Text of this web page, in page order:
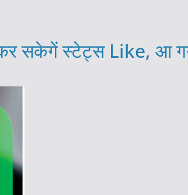
सकेगें स्टेट्स Like, आ